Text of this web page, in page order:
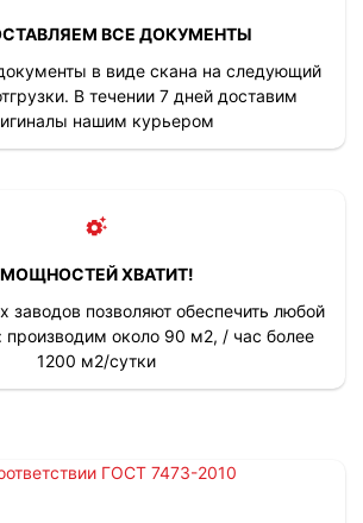
ВСЕ ДОКУМЕНТЫ
в виде скана на следующий
В течении 7 дней доставим
нашим курьером
МОЩНОСТЕЙ ХВАТИТ!
заводов позволяют обеспечить любой
около 90 м2, / час более
1200 м2/сутки